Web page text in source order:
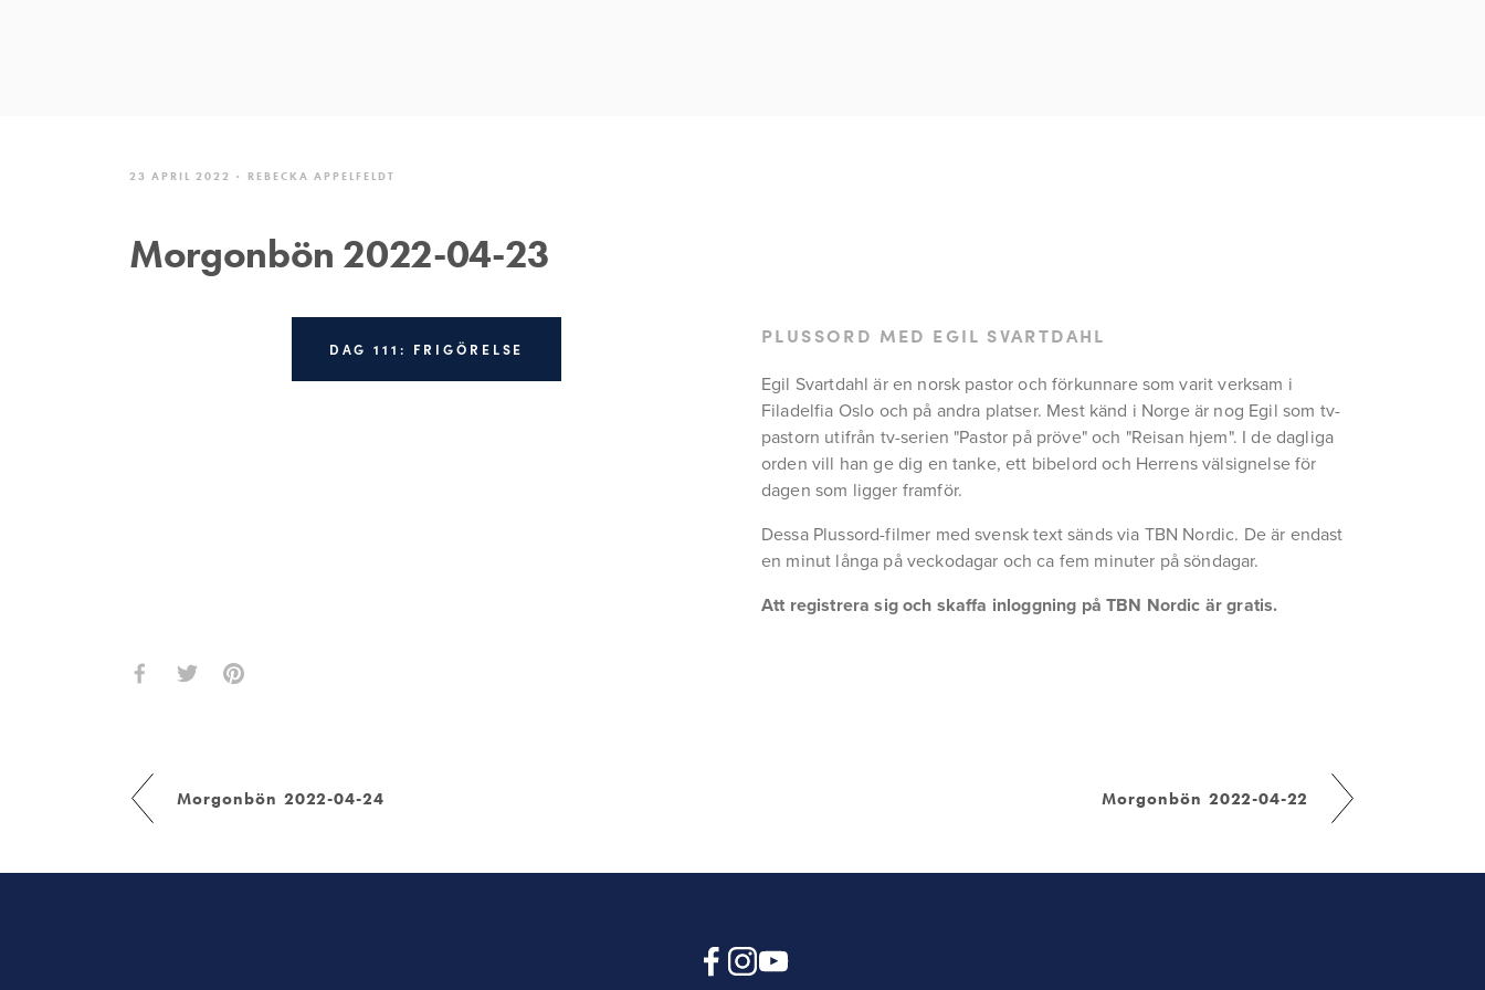
Morgonbön 2022-04-23
DAG 111: FRIGÖRELSE
PLUSSORD MED EGIL SVARTDAHL
Egil Svartdahl är en norsk pastor och förkunnare som varit verksam i
Filadelfia Oslo och på andra platser. Mest känd i Norge är nog Egil som tv-
pastorn utifrån tv-serien "Pastor på pröve" och "Reisan hjem". I de dagliga
orden vill han ge dig en tanke, ett bibelord och Herrens välsignelse för
dagen som ligger framför.
Dessa Plussord-filmer med svensk text sänds via TBN Nordic. De är endast
en minut långa på veckodagar och ca fem minuter på söndagar.
Att registrera sig och skaffa inloggning på TBN Nordic är gratis.
REBECKA APPELFELDT
23 APRIL 2022
Morgonbön 2022-04-24 Morgonbön 2022-04-22